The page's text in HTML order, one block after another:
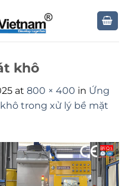
khô
at 800 × 400 in Ứng
trong xử lý bề mặt